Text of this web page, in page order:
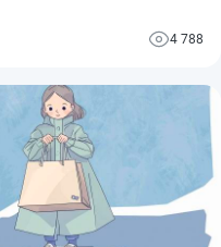
разновидность этой
с точки зрения
для личных нужд
и как он работает —
4 788